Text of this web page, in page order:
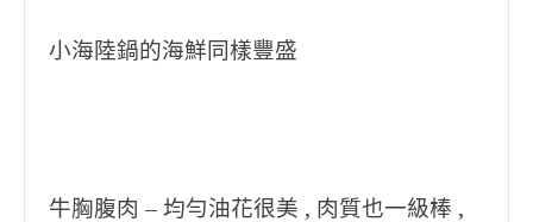
小海陸鍋的海鮮同樣豐盛
牛胸腹肉 – 均勻油花很美 , 肉質也一級棒 ,